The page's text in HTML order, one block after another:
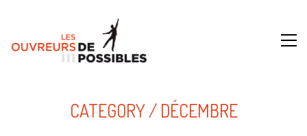
CATEGORY / DÉCEMBRE